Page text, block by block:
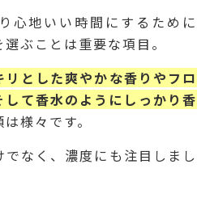
心地いい時間にするために
ぶことは重要な項目。
リとした爽やかな香りやフロ
て香水のようにしっかり香
様々です。
なく、濃度にも注目しまし